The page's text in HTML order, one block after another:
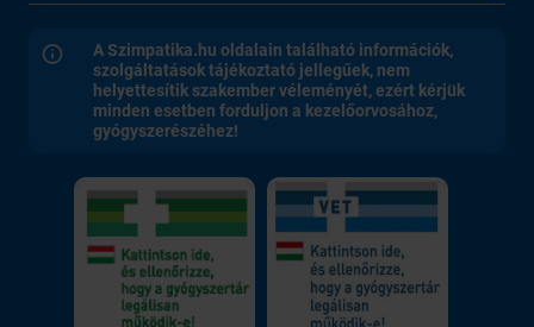
A Szimpatika.hu oldalain található információk,
szolgáltatások tájékoztató jellegűek, nem
helyettesítik szakember véleményét, ezért kérjük
minden esetben forduljon a kezelőorvosához,
gyógyszerészéhez!